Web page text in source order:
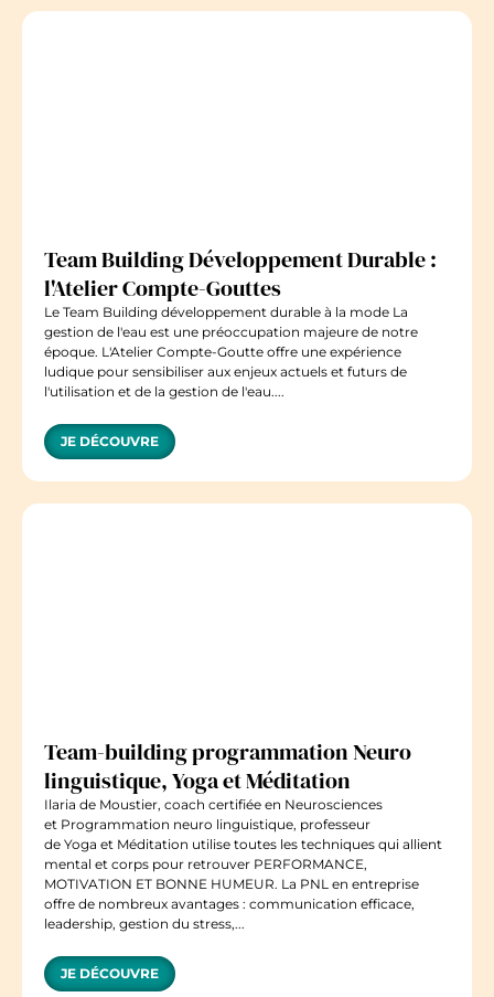
Team Building Développement Durable :
l'Atelier Compte-Gouttes
Le Team Building développement durable à la mode La
gestion de l'eau est une préoccupation majeure de notre
époque. L'Atelier Compte-Goutte offre une expérience
ludique pour sensibiliser aux enjeux actuels et futurs de
l'utilisation et de la gestion de l'eau....
JE DÉCOUVRE
Team-building programmation Neuro
linguistique, Yoga et Méditation
Ilaria de Moustier, coach certifiée en Neurosciences
et Programmation neuro linguistique, professeur
de Yoga et Méditation utilise toutes les techniques qui allient
mental et corps pour retrouver PERFORMANCE,
MOTIVATION ET BONNE HUMEUR. La PNL en entreprise
offre de nombreux avantages : communication efficace,
leadership, gestion du stress,...
JE DÉCOUVRE